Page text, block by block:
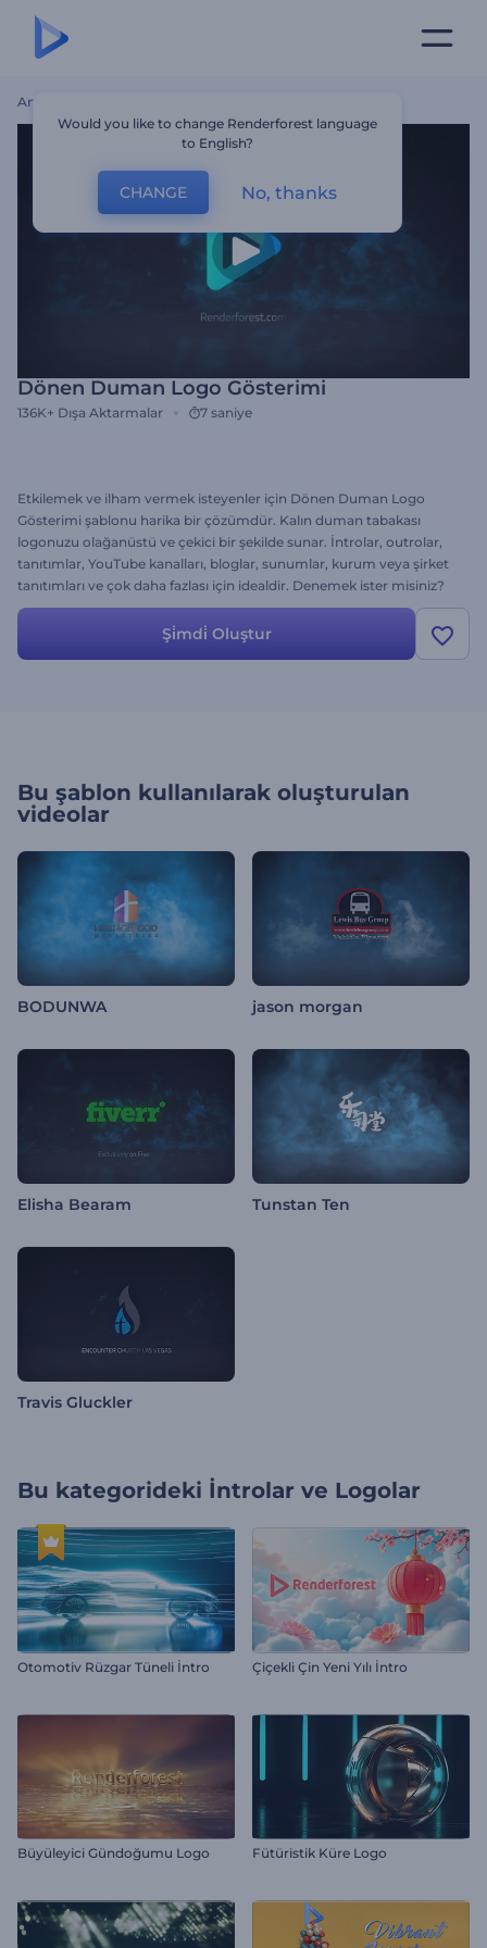
Ana Sayfa
Dönen Duman Logo Gösterimi
136K+ Dışa Aktarmalar 7 saniye
Etkilemek ve ilham vermek isteyenler için Dönen Duman Logo
Gösterimi şablonu harika bir çözümdür. Kalın duman tabakası
logonuzu olağanüstü ve çekici bir şekilde sunar. İntrolar, outrolar,
tanıtımlar, YouTube kanalları, bloglar, sunumlar, kurum veya şirket
tanıtımları ve çok daha fazlası için idealdir. Denemek ister misiniz?
Bırakın duman efekti projenize benzersiz bir görünüm katsın.
Yalnızca logonuzu yükleyin, metni düzenleyin, müzik ekleyin ve
muazzam projenize Renderforest sayesinde kavuşun. Ücretsiz!
Şi̇mdi̇ Oluştur
Bu şablon kullanılarak oluşturulan
videolar
BODUNWA jason morgan
Elisha Bearam Tunstan Ten
Travis Gluckler
Bu kategorideki İntrolar ve Logolar
Otomotiv Rüzgar Tüneli İntro Çiçekli Çin Yeni Yılı İntro
Büyüleyici Gündoğumu Logo Fütüristik Küre Logo
Would you like to change Renderforest language
to English?
CHANGE No, thanks